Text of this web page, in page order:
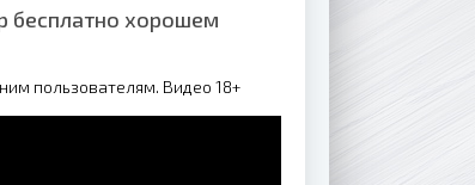
бесплатно хорошем
пользователям. Видео 18+